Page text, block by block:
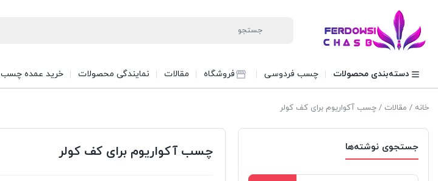
دسته‌بندی محصولات چسب فردوسی فروشگاه مقالات نمایندگی محصولات خرید عمده چسب
خانه / مقالات / چسب آکواریوم برای کف کولر
جستجوی نوشته‌ها چسب آکواریوم برای کف کولر